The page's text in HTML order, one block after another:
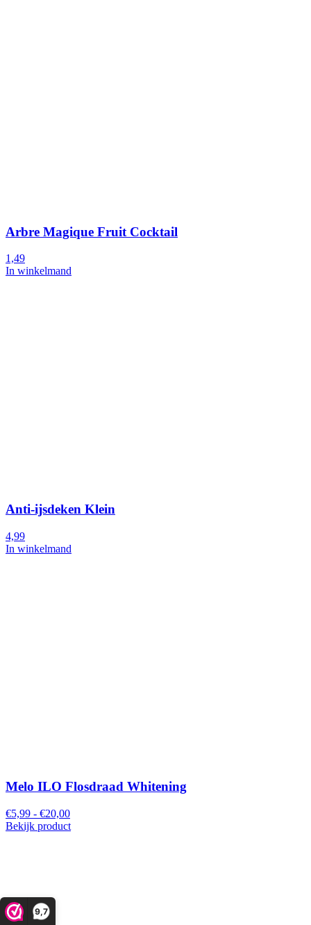
9,7
Arbre Magique Fruit Cocktail
1,49
In winkelmand
Anti-ijsdeken Klein
4,99
In winkelmand
Melo ILO Flosdraad Whitening
€5,99 - €20,00
Bekijk product